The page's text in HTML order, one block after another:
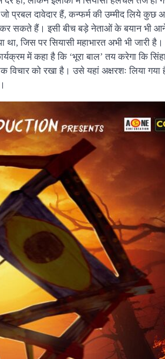
प्रबल दावेदार हैं, कन्फर्म की उम्मीद लिये कुछ
सकते हैं। इसी बीच बड़े नेताओं के बयान भी
जिस पर सियासी महाभारत अभी भी जारी
में कहा है कि ‘भूरा बाल’ तय करेगा कि
विचार को रखा है। उसे यहां अक्षरशः लिया